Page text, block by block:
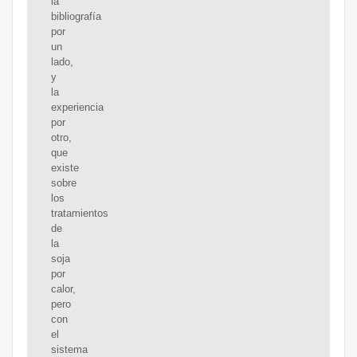
bibliografía
por
un
lado,
y
la
experiencia
por
otro,
que
existe
sobre
los
tratamientos
de
la
soja
por
calor,
pero
con
el
sistema